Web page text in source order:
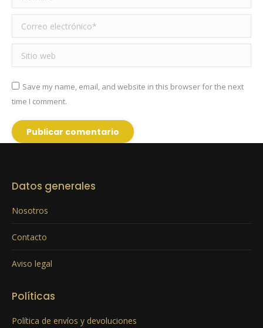
Correo electrónico *
Sitio web
Save my name, email, and website in this browser for the next
time I comment.
Publicar comentario
Datos generales
Nosotros
Contacto
Aviso legal
Políticas
Política de envíos y devoluciones